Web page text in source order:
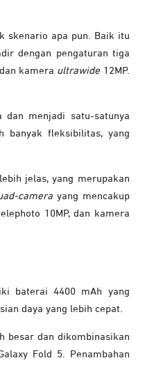
skenario apa pun. Baik itu
dengan pengaturan tiga
kamera ultrawide 12MP.
menjadi satu-satunya
banyak fleksibilitas, yang
jelas, yang merupakan
camerayang mencakup
10MP, dan kamera
baterai 4400 mAh yang
daya yang lebih cepat.
besar dan dikombinasikan
Fold 5. Penambahan